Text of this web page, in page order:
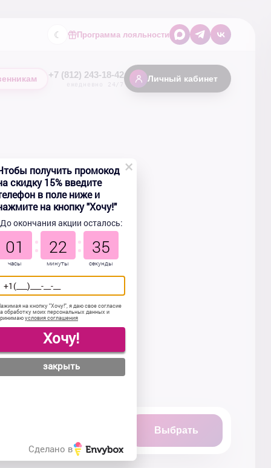
☾ Программа лояльности
+7 (812) 243-18-42
ежедневно 24/7
Личный кабинет
Выбрать
×
получить промокод
скидку 15% введите
в поле ниже и
на кнопку "Хочу!"
До окончания акции осталось:
01
часы
22
минуты
34
секунды
на кнопку "Хочу!", я даю свое согласие
обработку моих персональных данных и
условия соглашения
Хочу!
закрыть
Сделано в